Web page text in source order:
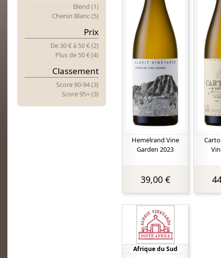
Blend (1)
Chenin Blanc (5)
Prix
De 30 €à 50 € (2)
PlusdE 50 € (4)
Classement
Score 90-94 (3)
Score 95+ (3)
Hemelrand Vine
Garden 2023
39,00 €
Afrique du Sud